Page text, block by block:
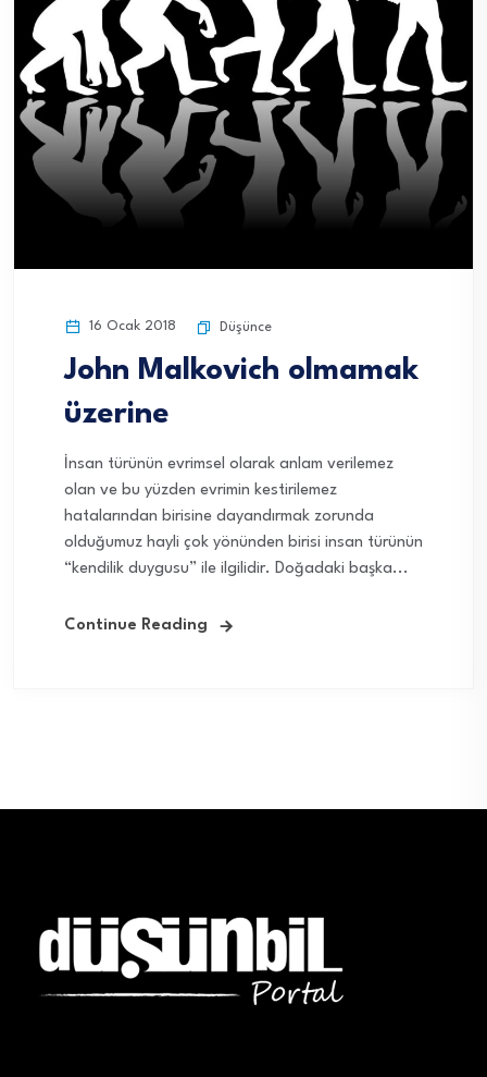
16 Ocak 2018 Düşünce
John Malkovich olmamak
üzerine
İnsan türünün evrimsel olarak anlam verilemez
olan ve bu yüzden evrimin kestirilemez
hatalarından birisine dayandırmak zorunda
olduğumuz hayli çok yönünden birisi insan türünün
“kendilik duygusu” ile ilgilidir. Doğadaki başka...
Continue Reading